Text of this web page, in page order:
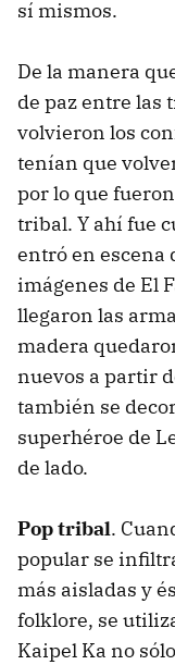
sí mismos.
De la manera
de paz entre las
volvieron los
tenían que
por lo que
tribal. Y ahí fue
entró en escena
imágenes de El
llegaron las
madera
nuevos a partir
también se
superhéroe de
de lado.
Pop tribal.
popular se
más aisladas y
folklore, se
Kaipel Ka no